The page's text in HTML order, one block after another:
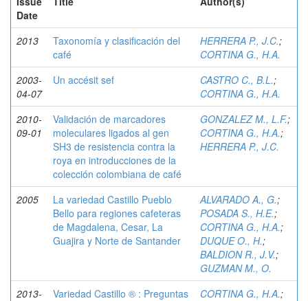
Date
2013
Taxonomía y clasificación del
café
HERRERA P., J.C.;
CORTINA G., H.A.
2003-
04-07
Un accésit sef CASTRO C., B.L.;
CORTINA G., H.A.
2010-
09-01
Validación de marcadores
moleculares ligados al gen
SH3 de resistencia contra la
roya en introducciones de la
colección colombiana de café
GONZALEZ M., L.F.;
CORTINA G., H.A.;
HERRERA P., J.C.
2005
La variedad Castillo Pueblo
Bello para regiones cafeteras
de Magdalena, Cesar, La
Guajira y Norte de Santander
ALVARADO A., G.;
POSADA S., H.E.;
CORTINA G., H.A.;
DUQUE O., H.;
BALDION R., J.V.;
GUZMAN M., O.
2013-
Variedad Castillo ® : Preguntas
CORTINA G., H.A.;